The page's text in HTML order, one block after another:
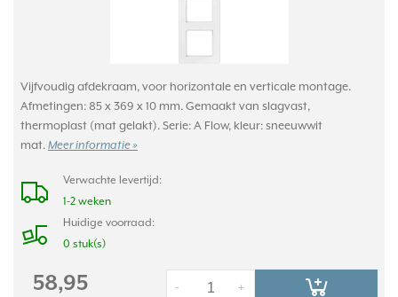
Vijfvoudig afdekraam, voor horizontale en verticale montage.
Afmetingen: 85 x 369 x 10 mm. Gemaakt van slagvast,
thermoplast (mat gelakt). Serie: A Flow, kleur: sneeuwwit
mat. Meer informatie »
Verwachte levertijd:
1-2 weken
Huidige voorraad:
0 stuk(s)
58,95 +
-